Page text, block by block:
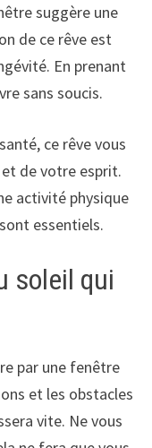
suggère une
de ce rêve est
En prenant
sans soucis.
ce rêve vous
de votre esprit.
activité physique
essentiels.
soleil qui
par une fenêtre
et les obstacles
vite. Ne vous